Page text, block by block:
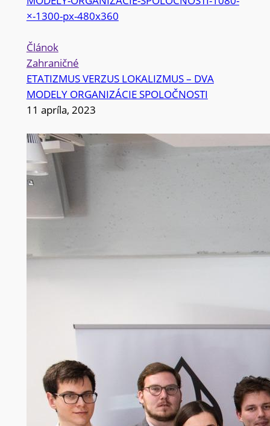
Článok
Zahraničné
ETATIZMUS VERZUS LOKALIZMUS – DVA
MODELY ORGANIZÁCIE SPOLOČNOSTI
11 apríla, 2023